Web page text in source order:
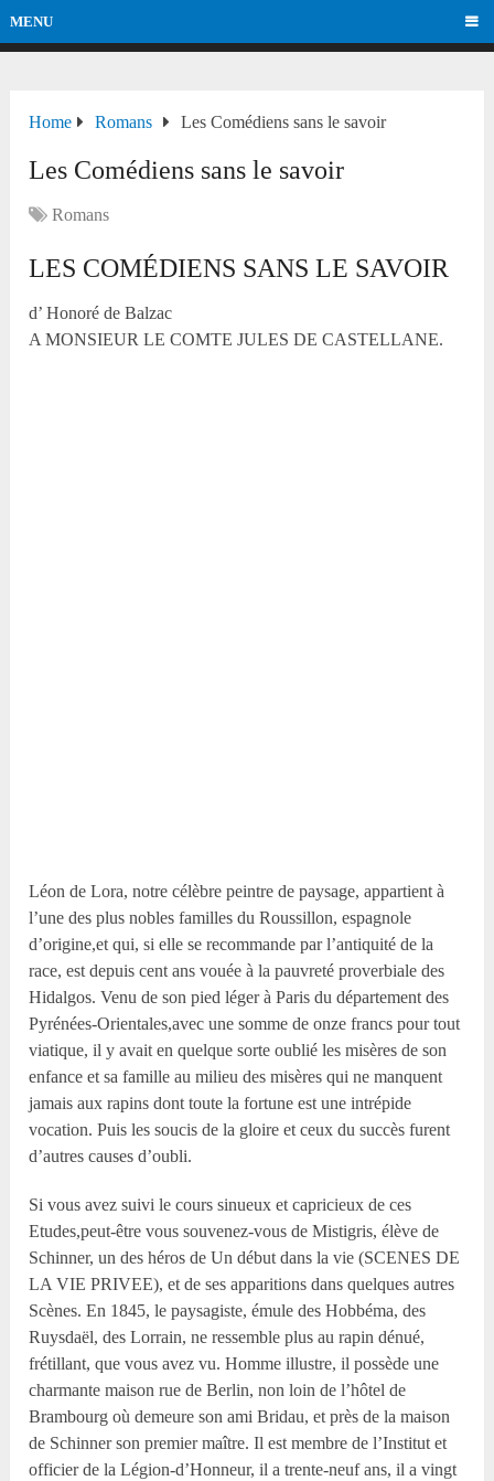
MENU
Home Romans Les Comédiens sans le savoir
Les Comédiens sans le savoir
Romans
LES COMÉDIENS SANS LE SAVOIR
d’ Honoré de Balzac
A MONSIEUR LE COMTE JULES DE CASTELLANE.
Léon de Lora, notre célèbre peintre de paysage, appartient à
l’une des plus nobles familles du Roussillon, espagnole
d’origine,et qui, si elle se recommande par l’antiquité de la
race, est depuis cent ans vouée à la pauvreté proverbiale des
Hidalgos. Venu de son pied léger à Paris du département des
Pyrénées-Orientales,avec une somme de onze francs pour tout
viatique, il y avait en quelque sorte oublié les misères de son
enfance et sa famille au milieu des misères qui ne manquent
jamais aux rapins dont toute la fortune est une intrépide
vocation. Puis les soucis de la gloire et ceux du succès furent
d’autres causes d’oubli.
Si vous avez suivi le cours sinueux et capricieux de ces
Etudes,peut-être vous souvenez-vous de Mistigris, élève de
Schinner, un des héros de Un début dans la vie (SCENES DE
LA VIE PRIVEE), et de ses apparitions dans quelques autres
Scènes. En 1845, le paysagiste, émule des Hobbéma, des
Ruysdaël, des Lorrain, ne ressemble plus au rapin dénué,
frétillant, que vous avez vu. Homme illustre, il possède une
charmante maison rue de Berlin, non loin de l’hôtel de
Brambourg où demeure son ami Bridau, et près de la maison
de Schinner son premier maître. Il est membre de l’Institut et
officier de la Légion-d’Honneur, il a trente-neuf ans, il a vingt